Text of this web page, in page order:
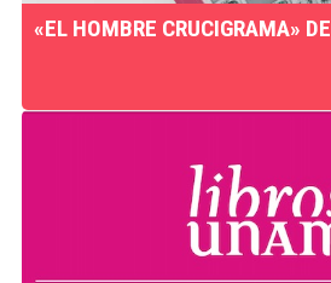
«EL HOMBRE CRUCIGRAMA»